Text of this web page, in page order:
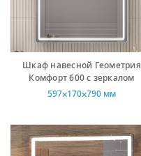
Шкаф навесной Геометрия
Комфорт 600 с зеркалом
597⨉170⨉790 мм